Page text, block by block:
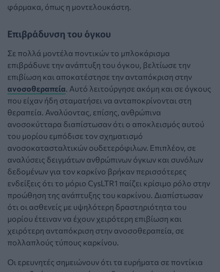
φάρμακα, όπως η μοντελουκάστη.
Επιβράδυνση του όγκου
Σε πολλά μοντέλα ποντικών το μπλοκάρισμα
επιβράδυνε την ανάπτυξη του όγκου, βελτίωσε την
επιβίωση και αποκατέστησε την ανταπόκριση στην
ανοσοθεραπεία . Αυτό λειτούργησε ακόμη και σε όγκους
που είχαν ήδη σταματήσει να ανταποκρίνονται στη
θεραπεία. Αναλύοντας, επίσης, ανθρώπινα
ανοσοκύτταρα διαπίστωσαν ότι ο αποκλεισμός αυτού
του μορίου εμπόδισε τον σχηματισμό
ανοσοκατασταλτικών ουδετερόφιλων. Επιπλέον, σε
αναλύσεις δειγμάτων ανθρώπινων όγκων και συνόλων
δεδομένων για τον καρκίνο βρήκαν περισσότερες
ενδείξεις ότι το μόριο CysLTR1 παίζει κρίσιμο ρόλο στην
προώθηση της ανάπτυξης του καρκίνου. Διαπίστωσαν
ότι οι ασθενείς με υψηλότερη δραστηριότητα του
μορίου έτειναν να έχουν χειρότερη επιβίωση και
χειρότερη ανταπόκριση στην ανοσοθεραπεία, σε
πολλαπλούς τύπους καρκίνου.
Οι ερευνητές σημειώνουν ότι τα ευρήματα σε ποντίκια